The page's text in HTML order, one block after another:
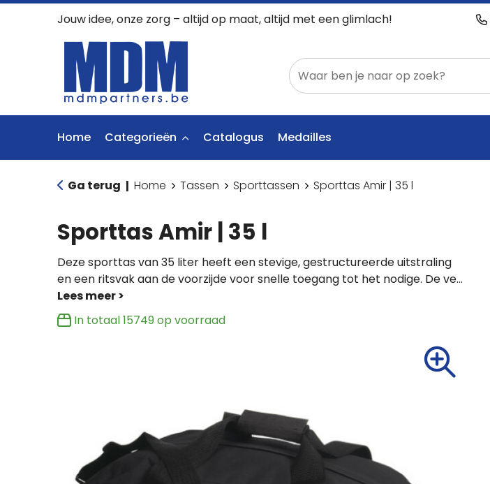
Jouw idee, onze zorg – altijd op maat, altijd met een glimlach!
Home Categorieën Catalogus Medailles
Ga terug | Home Tassen Sporttassen Sporttas Amir | 35 l
Sporttas Amir | 35 l
Deze sporttas van 35 liter heeft een stevige, gestructureerde uitstraling
en een ritsvak aan de voorzijde voor snelle toegang tot het nodige. De ve...
In totaal15749op voorraad